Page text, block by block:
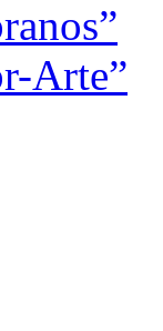
Arte”